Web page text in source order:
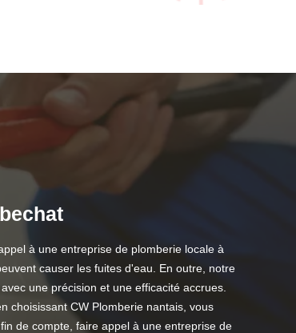
à une entreprise de plomberie locale à
causer les fuites d'eau. En outre, notre
une précision et une efficacité accrues.
choisissant CW Plomberie nantais, vous
de compte, faire appel à une entreprise de